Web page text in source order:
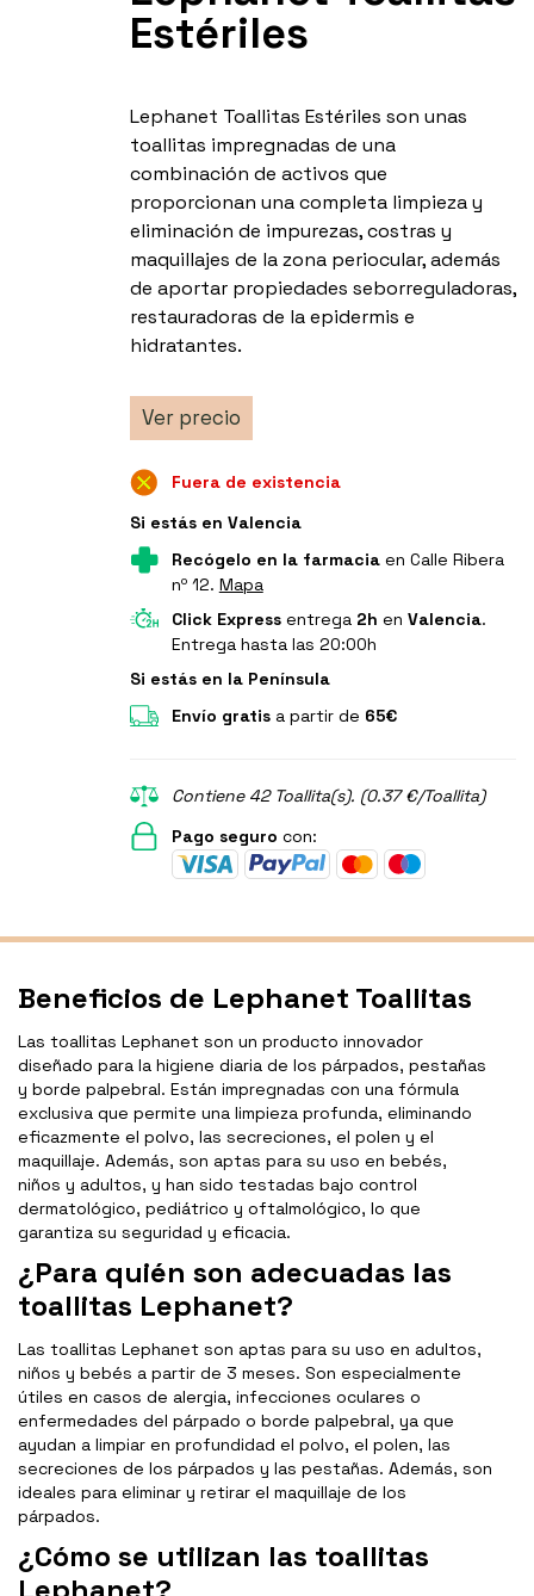
Estériles
Lephanet Toallitas Estériles son unas
toallitas impregnadas de una
combinación de activos que
proporcionan una completa limpieza y
eliminación de impurezas, costras y
maquillajes de la zona periocular, además
de aportar propiedades seborreguladoras,
restauradoras de la epidermis e
hidratantes.
Ver precio
Fuera de existencia
Si estás en Valencia
Recógelo en la farmaciaen Calle Ribera
nº 12. Mapa
Click Expressentrega 2h en Valencia.
Entrega hasta las 20:00h
Si estás en la Península
Envío gratisa partir de 65€
Contiene 42 Toallita(s). (0.37 €/Toallita)
Pago seguro con:
Beneficios de Lephanet Toallitas
Las toallitas Lephanet son un producto innovador
diseñado para la higiene diaria de los párpados, pestañas
y borde palpebral. Están impregnadas con una fórmula
exclusiva que permite una limpieza profunda, eliminando
eficazmente el polvo, las secreciones, el polen y el
maquillaje. Además, son aptas para su uso en bebés,
niños y adultos, y han sido testadas bajo control
dermatológico, pediátrico y oftalmológico, lo que
garantiza su seguridad y eficacia.
¿Para quién son adecuadas las
toallitas Lephanet?
Las toallitas Lephanet son aptas para su uso en adultos,
niños y bebés a partir de 3 meses. Son especialmente
útiles en casos de alergia, infecciones oculares o
enfermedades del párpado o borde palpebral, ya que
ayudan a limpiar en profundidad el polvo, el polen, las
secreciones de los párpados y las pestañas. Además, son
ideales para eliminar y retirar el maquillaje de los
párpados.
¿Cómo se utilizan las toallitas